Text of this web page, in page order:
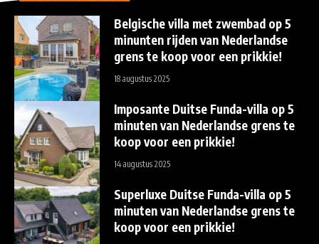
Belgische villa met zwembad op 5
minunten rijden van Nederlandse
grens te koop voor een prikkie!
18 augustus 2025
Imposante Duitse Funda-villa op 5
minuten van Nederlandse grens te
koop voor een prikkie!
14 augustus 2025
Superluxe Duitse Funda-villa op 5
minuten van Nederlandse grens te
koop voor een prikkie!